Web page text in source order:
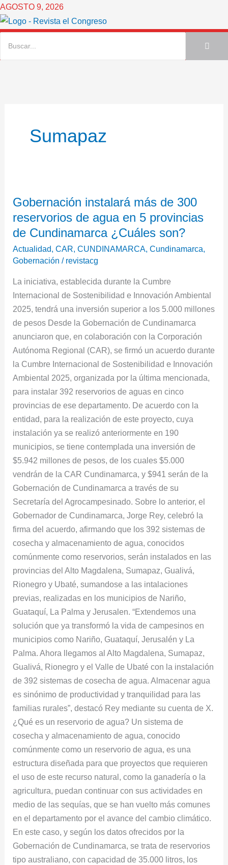
Ir
al
contenido
AGOSTO 9, 2026
Sumapaz
Gobernación instalará más de 300
reservorios de agua en 5 provincias
de Cundinamarca ¿Cuáles son?
Actualidad,CAR,CUNDINAMARCA,Cundinamarca,
Gobernación / revistacg
La iniciativa, establecida durante la Cumbre
Internacional de Sostenibilidad e Innovación Ambiental
2025, tendrá una inversión superior a los 5.000 millones
de pesos Desde la Gobernación de Cundinamarca
anunciaron que, en colaboración con la Corporación
Autónoma Regional (CAR), se firmó un acuerdo durante
la Cumbre Internacional de Sostenibilidad e Innovación
Ambiental 2025, organizada por la última mencionada,
para instalar 392 reservorios de aguas en cinco
provincias de ese departamento. De acuerdo con la
entidad, para la realización de este proyecto, cuya
instalación ya se realizó anteriormente en 190
municipios, se tiene contemplada una inversión de
$5.942 millones de pesos, de los cuales $5.000
vendrán de la CAR Cundinamarca, y $941 serán de la
Gobernación de Cundinamarca a través de su
Secretaría del Agrocampesinado. Sobre lo anterior, el
Gobernador de Cundinamarca, Jorge Rey, celebró la
firma del acuerdo, afirmando que los 392 sistemas de
cosecha y almacenamiento de agua, conocidos
comúnmente como reservorios, serán instalados en las
provincias del Alto Magdalena, Sumapaz, Gualivá,
Rionegro y Ubaté, sumandose a las intalaciones
previas, realizadas en los municipios de Nariño,
Guataquí, La Palma y Jerusalen. “Extendemos una
solución que ya transformó la vida de campesinos en
municipios como Nariño, Guataquí, Jerusalén y La
Palma. Ahora llegamos al Alto Magdalena, Sumapaz,
Gualivá, Rionegro y el Valle de Ubaté con la instalación
de 392 sistemas de cosecha de agua. Almacenar agua
es sinónimo de productividad y tranquilidad para las
familias rurales”, destacó Rey mediante su cuenta de X.
¿Qué es un reservorio de agua? Un sistema de
cosecha y almacenamiento de agua, conocido
comúnmente como un reservorio de agua, es una
estructura diseñada para que proyectos que requieren
el uso de este recurso natural, como la ganadería o la
agricultura, puedan continuar con sus actividades en
medio de las sequías, que se han vuelto más comunes
en el departamento por el avance del cambio climático.
En este caso, y según los datos ofrecidos por la
Gobernación de Cundinamarca, se trata de reservorios
tipo australiano, con capacidad de 35.000 litros, los
instalará
más
de
300
reservorios
agua
en
5
provincias
de
Cundinamarca
¿Cuáles
son?